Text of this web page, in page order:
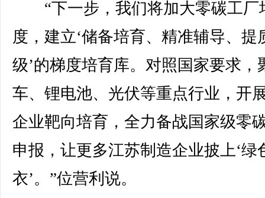
“下一步，我们将加大零碳工厂
度，建立‘储备培育、精准辅导、提
级’的梯度培育库。对照国家要求，
车、锂电池、光伏等重点行业，开
企业靶向培育，全力备战国家级零
申报，让更多江苏制造企业披上‘绿
衣’。”位营利说。